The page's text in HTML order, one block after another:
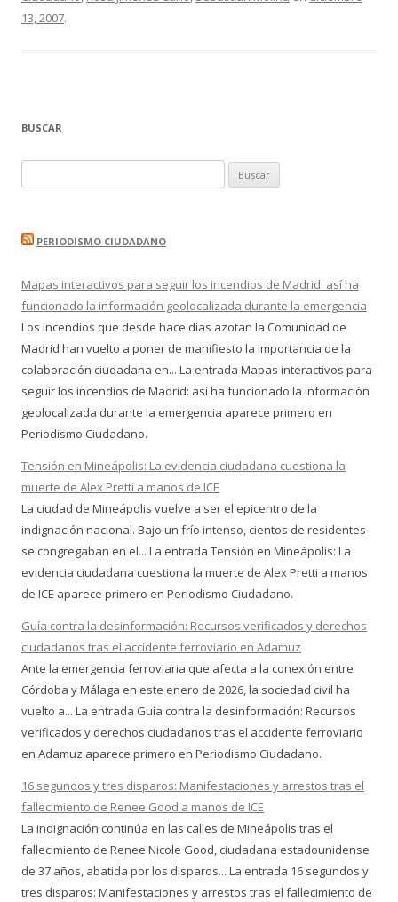
13, 2007.
BUSCAR
PERIODISMO CIUDADANO
Mapas interactivos para seguir los incendios de Madrid: así ha
funcionado la información geolocalizada durante la emergencia
Los incendios que desde hace días azotan la Comunidad de
Madrid han vuelto a poner de manifiesto la importancia de la
colaboración ciudadana en... La entrada Mapas interactivos para
seguir los incendios de Madrid: así ha funcionado la información
geolocalizada durante la emergencia aparece primero en
Periodismo Ciudadano.
Tensión en Mineápolis: La evidencia ciudadana cuestiona la
muerte de Alex Pretti a manos de ICE
La ciudad de Mineápolis vuelve a ser el epicentro de la
indignación nacional. Bajo un frío intenso, cientos de residentes
se congregaban en el... La entrada Tensión en Mineápolis: La
evidencia ciudadana cuestiona la muerte de Alex Pretti a manos
de ICE aparece primero en Periodismo Ciudadano.
Guía contra la desinformación: Recursos verificados y derechos
ciudadanos tras el accidente ferroviario en Adamuz
Ante la emergencia ferroviaria que afecta a la conexión entre
Córdoba y Málaga en este enero de 2026, la sociedad civil ha
vuelto a... La entrada Guía contra la desinformación: Recursos
verificados y derechos ciudadanos tras el accidente ferroviario
en Adamuz aparece primero en Periodismo Ciudadano.
16 segundos y tres disparos: Manifestaciones y arrestos tras el
fallecimiento de Renee Good a manos de ICE
La indignación continúa en las calles de Mineápolis tras el
fallecimiento de Renee Nicole Good, ciudadana estadounidense
de 37 años, abatida por los disparos... La entrada 16 segundos y
tres disparos: Manifestaciones y arrestos tras el fallecimiento de